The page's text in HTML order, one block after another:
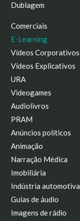
Dublagem
Comerciais
E-Learning
Vídeos Corporativos
Vídeos Explicativos
URA
Videogames
Audiolivros
PRAM
Anúncios políticos
Animação
Narração Médica
Imobiliária
Indústria automotiva
Guias de áudio
Imagens de rádio